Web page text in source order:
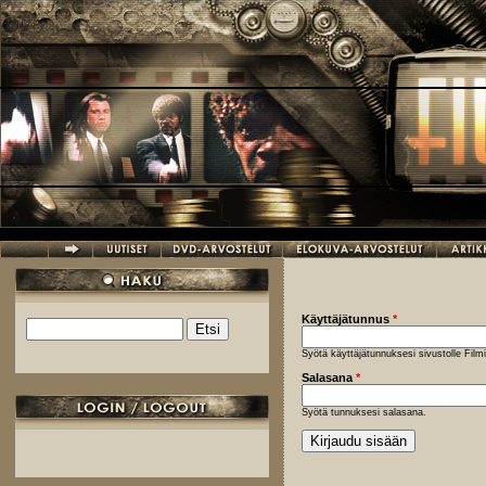
Hyppää pääsisältöön
Hakulomake
Käyttäjätunnus *
Syötä käyttäjätunnuksesi sivustolle
Salasana *
Syötä tunnuksesi salasana.